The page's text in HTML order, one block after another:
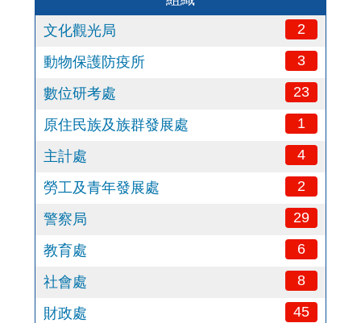
文化觀光局
2
動物保護防疫所 3
數位研考處 23
原住民族及族群發展處 1
主計處 4
勞工及青年發展處 2
警察局 29
教育處 6
社會處 8
財政處 45